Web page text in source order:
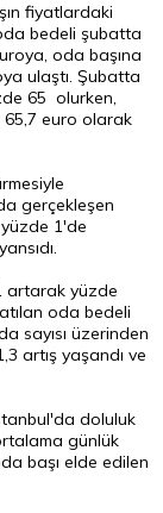
fiyatlardaki
bedeli şubatta
oda başına
ulaştı. Şubatta
65 olurken,
euro olarak
gerçekleşen
1'de
artarak yüzde
oda bedeli
sayısı üzerinden
artış yaşandı ve
doluluk
günlük
başı elde edilen